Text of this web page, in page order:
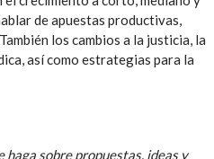
de apuestas productivas,
los cambios a la justicia, la
así como estrategias para la
haga sobre propuestas, ideas y